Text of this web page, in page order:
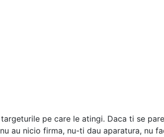
pe care le atingi. Daca ti se
au nicio firma, nu-ti dau aparatura, nu